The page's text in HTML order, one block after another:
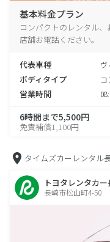
基本料金プラン
コンパクトのレンタル
店舗お電話ください。
代表車種 ヴ
ボディタイプ コ
営業時間
6時間まで5,500円
免責補償1,100円
タイムズカーレンタル
トヨタレンタカ
長崎市松山町4-50